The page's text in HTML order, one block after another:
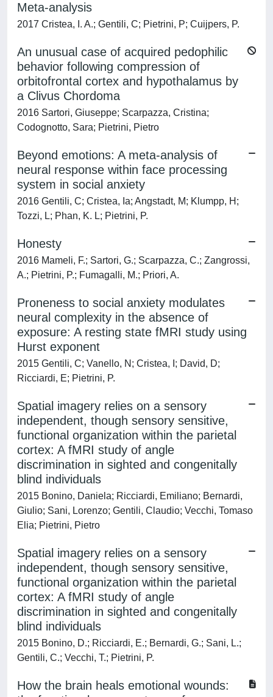
Meta-analysis
2017 Cristea, I. A.; Gentili, C; Pietrini, P; Cuijpers, P.
An unusual case of acquired pedophilic
behavior following compression of
orbitofrontal cortex and hypothalamus by
a Clivus Chordoma
2016 Sartori, Giuseppe; Scarpazza, Cristina;
Codognotto, Sara; Pietrini, Pietro
Beyond emotions: A meta-analysis of
neural response within face processing
system in social anxiety
2016 Gentili, C; Cristea, Ia; Angstadt, M; Klumpp, H;
Tozzi, L; Phan, K. L; Pietrini, P.
Honesty
2016 Mameli, F.; Sartori, G.; Scarpazza, C.; Zangrossi,
A.; Pietrini, P.; Fumagalli, M.; Priori, A.
Proneness to social anxiety modulates
neural complexity in the absence of
exposure: A resting state fMRI study using
Hurst exponent
2015 Gentili, C; Vanello, N; Cristea, I; David, D;
Ricciardi, E; Pietrini, P.
Spatial imagery relies on a sensory
independent, though sensory sensitive,
functional organization within the parietal
cortex: A fMRI study of angle
discrimination in sighted and congenitally
blind individuals
2015 Bonino, Daniela; Ricciardi, Emiliano; Bernardi,
Giulio; Sani, Lorenzo; Gentili, Claudio; Vecchi, Tomaso
Elia; Pietrini, Pietro
Spatial imagery relies on a sensory
independent, though sensory sensitive,
functional organization within the parietal
cortex: A fMRI study of angle
discrimination in sighted and congenitally
blind individuals
2015 Bonino, D.; Ricciardi, E.; Bernardi, G.; Sani, L.;
Gentili, C.; Vecchi, T.; Pietrini, P.
How the brain heals emotional wounds: